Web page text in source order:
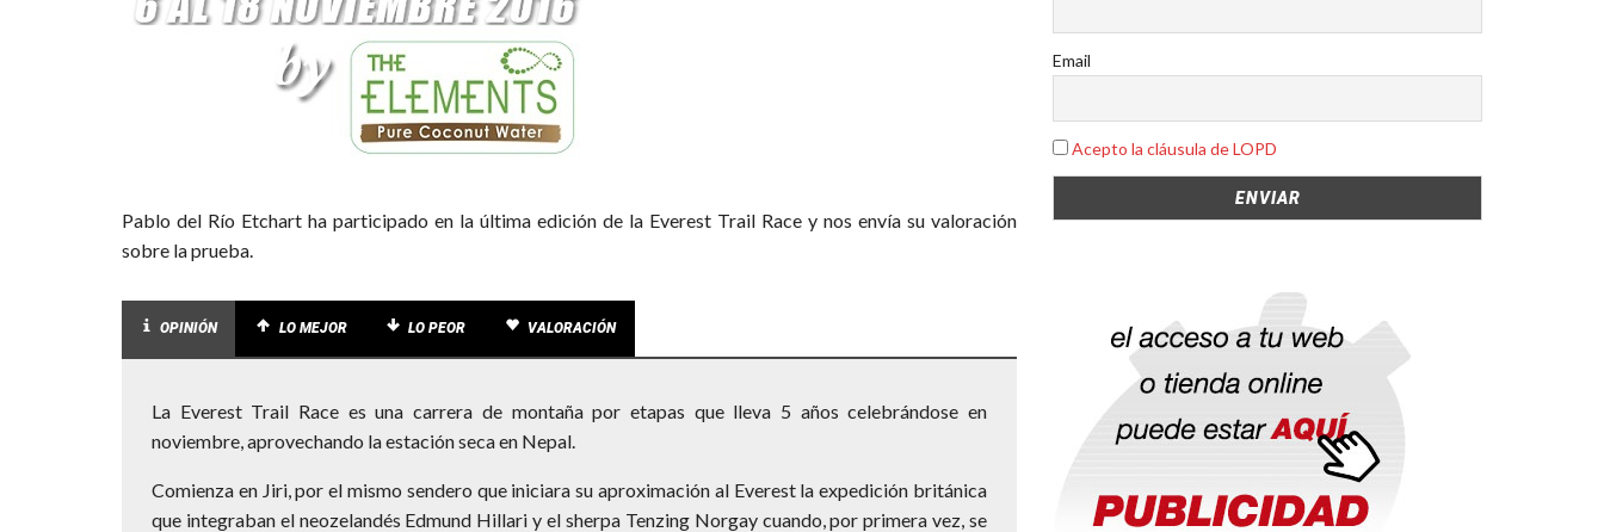
Pablo del Río Etchart ha participado en la última edición de la Everest Trail Race y nos envía su valoración
sobre la prueba.
OPINIÓN LO MEJOR LO PEOR VALORACIÓN
La Everest Trail Race es una carrera de montaña por etapas que lleva 5 años celebrándose en
noviembre, aprovechando la estación seca en Nepal.
Comienza en Jiri, por el mismo sendero que iniciara su aproximación al Everest la expedición británica
que integraban el neozelandés Edmund Hillari y el sherpa Tenzing Norgay cuando, por primera vez, se
Email
Acepto la cláusula de LOPD